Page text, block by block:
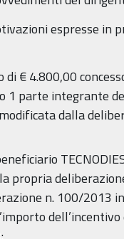
espresse in
€ 4.800,00
1 parte integrante
dalla
propria
n. 100/2013 in